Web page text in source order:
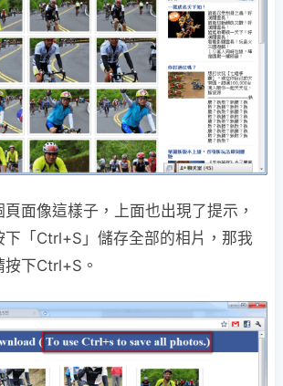
面像這樣子，上面也出現了提示，
下「Ctrl+S」儲存全部的相片，那我
下Ctrl+S。